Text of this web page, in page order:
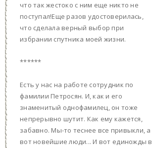
что так жестоко с ним еще никто не
поступал!Еще разов удостоверилась,
что сделала верный выбор при
избрании спутника моей жизни.
******
Есть у нас на работе сотрудник по
фамилии Петросян. И, как и его
знаменитый однофамилец, он тоже
непрерывно шутит. Как ему кажется,
забавно. Мы-то теснее все привыкли, а
вот новейшие люди... И вот единожды в